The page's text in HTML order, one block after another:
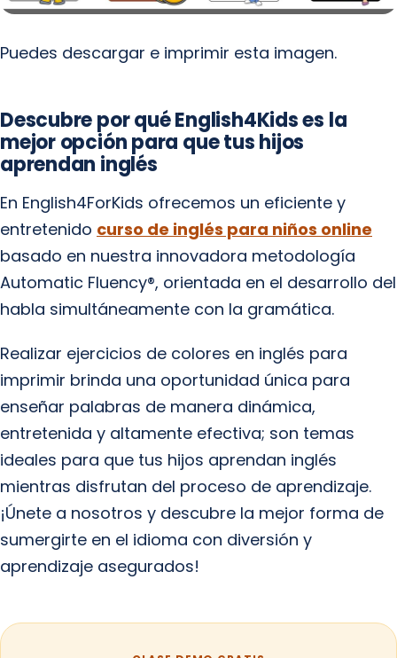
Puedes descargar e imprimir esta imagen.
Descubre por qué English4Kids es la
mejor opción para que tus hijos
aprendan inglés
En English4ForKids ofrecemos un eficiente y
entretenido curso de inglés para niños online
basado en nuestra innovadora metodología
Automatic Fluency®, orientada en el desarrollo del
habla simultáneamente con la gramática.
Realizar ejercicios de colores en inglés para
imprimir brinda una oportunidad única para
enseñar palabras de manera dinámica,
entretenida y altamente efectiva; son temas
ideales para que tus hijos aprendan inglés
mientras disfrutan del proceso de aprendizaje.
¡Únete a nosotros y descubre la mejor forma de
sumergirte en el idioma con diversión y
aprendizaje asegurados!